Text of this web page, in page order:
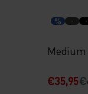
%
€35,95